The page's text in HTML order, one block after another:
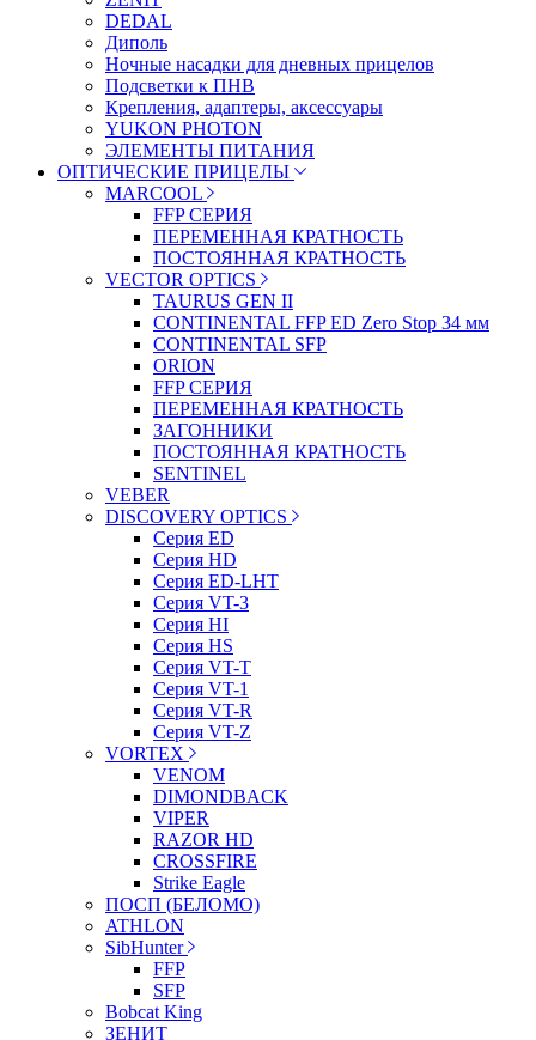
DEDAL
Диполь
Ночные насадки для дневных прицелов
Подсветки к ПНВ
Крепления, адаптеры, аксессуары
YUKON PHOTON
ЭЛЕМЕНТЫ ПИТАНИЯ
ОПТИЧЕСКИЕ ПРИЦЕЛЫ
MARCOOL
FFP СЕРИЯ
ПЕРЕМЕННАЯ КРАТНОСТЬ
ПОСТОЯННАЯ КРАТНОСТЬ
VECTOR OPTICS
TAURUS GEN II
CONTINENTAL FFP ED Zero Stop 34 мм
CONTINENTAL SFP
ORION
FFP СЕРИЯ
ПЕРЕМЕННАЯ КРАТНОСТЬ
ЗАГОННИКИ
ПОСТОЯННАЯ КРАТНОСТЬ
SENTINEL
VEBER
DISCOVERY OPTICS
Серия ED
Серия HD
Серия ED-LHT
Серия VT-3
Серия HI
Серия HS
Серия VT-T
Серия VT-1
Серия VT-R
Серия VT-Z
VORTEX
VENOM
DIMONDBACK
VIPER
RAZOR HD
CROSSFIRE
Strike Eagle
ПОСП (БЕЛОМО)
ATHLON
SibHunter
FFP
SFP
Bobcat King
ЗЕНИТ